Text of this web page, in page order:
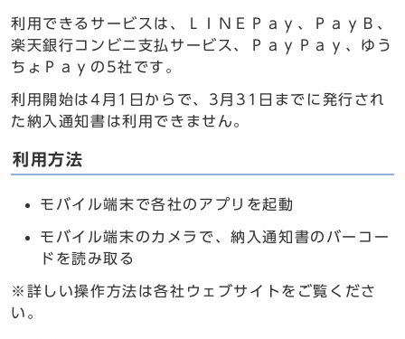
利用できるサービスは、ＬＩＮＥＰａｙ、ＰａｙＢ、
楽天銀行コンビニ支払サービス、ＰａｙＰａｙ、ゆう
ちょＰａｙの5社です。
利用開始は4月1日からで、3月31日までに発行され
た納入通知書は利用できません。
利用方法
モバイル端末で各社のアプリを起動
モバイル端末のカメラで、納入通知書のバーコー
ドを読み取る
※詳しい操作方法は各社ウェブサイトをご覧くださ
い。